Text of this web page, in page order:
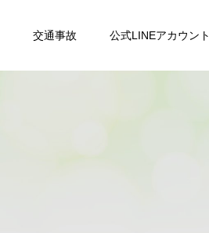
交通事故 公式LINEアカウント